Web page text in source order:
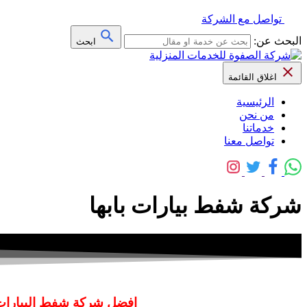
تواصل مع الشركة
البحث عن:
ابحث
اغلاق القائمة
الرئيسية
من نحن
خدماتنا
تواصل معنا
شركة شفط بيارات بابها
افضل شركة شفط البيارات